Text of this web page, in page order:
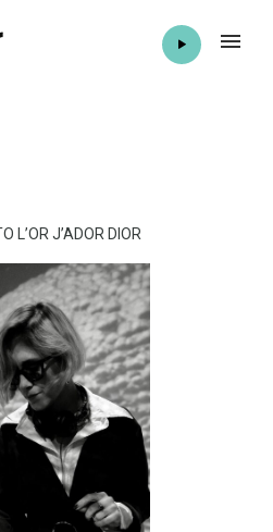
L’OR J’ADOR DIOR